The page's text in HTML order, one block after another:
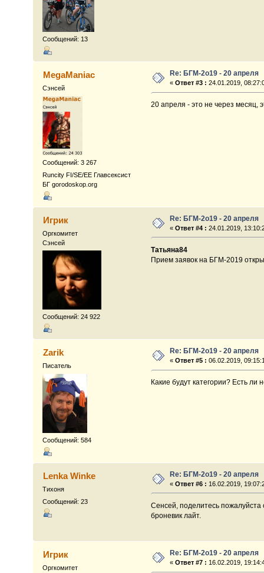
Сообщений: 13
MegaManiac
Сэнсей
Сообщений: 3 267
Runcity FI/SE/EE Главсексист
БГ gorodoskop.org
Re: БГМ-2о19 - 20 апреля
«Ответ #3 : 24.01.2019,
20 апреля - это не через месяц,
Игрик
Оргкомитет
Сэнсей
Сообщений: 24 922
Re: БГМ-2о19 - 20 апреля
«Ответ #4 : 24.01.2019,
Татьяна84
Прием заявок на БГМ-2019
Zarik
Писатель
Сообщений: 584
Re: БГМ-2о19 - 20 апреля
«Ответ #5 : 06.02.2019,
Какие будут категории? Есть ли
Lenka Winke
Тихоня
Сообщений: 23
Re: БГМ-2о19 - 20 апреля
«Ответ #6 : 16.02.2019,
Сенсей, поделитесь пожалуйста
броневик лайт.
Игрик
Оргкомитет
Re: БГМ-2о19 - 20 апреля
«Ответ #7 : 16.02.2019,